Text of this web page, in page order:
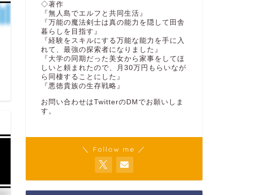
◇著作
『無人島でエルフと共同生活』
『万能の魔法剣士は真の能力を隠して田舎
暮らしを目指す』
『経験をスキルにする万能な能力を手に入
れて、最強の探索者になりました』
『大学の同期だった美女から家事をしてほ
しいと頼まれたので、月30万円もらいなが
ら同棲することにした』
『悪徳貴族の生存戦略』
お問い合わせはTwitterのDMでお願いしま
す。
＼ Follow me ／